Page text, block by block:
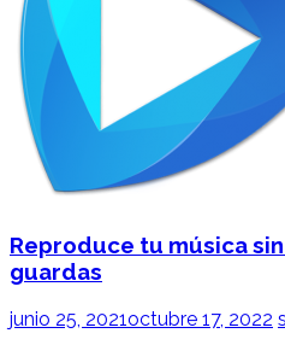
Reproduce tu música
guardas
junio 25, 2021octubre 17, 2022